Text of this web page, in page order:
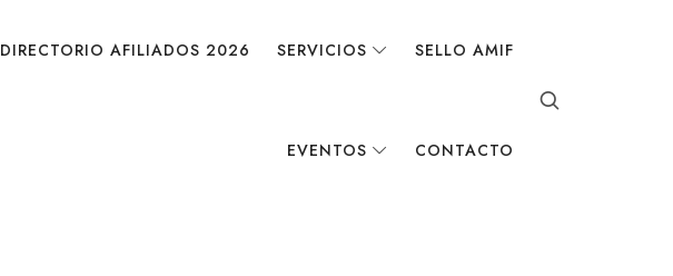
DIRECTORIO AFILIADOS 2026 SERVICIOS SELLO AMIF
EVENTOS CONTACTO